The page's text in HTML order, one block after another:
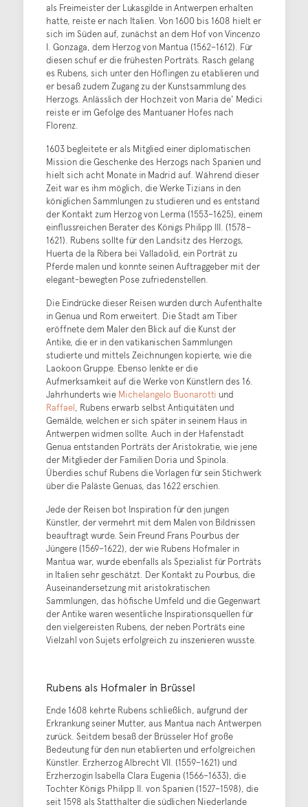
als Freimeister der Lukasgilde in Antwerpen erhalten
hatte, reiste er nach Italien. Von 1600 bis 1608 hielt er
sich im Süden auf, zunächst an dem Hof von Vincenzo
I. Gonzaga, dem Herzog von Mantua (1562–1612). Für
diesen schuf er die frühesten Porträts. Rasch gelang
es Rubens, sich unter den Höflingen zu etablieren und
er besaß zudem Zugang zu der Kunstsammlung des
Herzogs. Anlässlich der Hochzeit von Maria de' Medici
reiste er im Gefolge des Mantuaner Hofes nach
Florenz.
1603 begleitete er als Mitglied einer diplomatischen
Mission die Geschenke des Herzogs nach Spanien und
hielt sich acht Monate in Madrid auf. Während dieser
Zeit war es ihm möglich, die Werke Tizians in den
königlichen Sammlungen zu studieren und es entstand
der Kontakt zum Herzog von Lerma (1553–1625), einem
einflussreichen Berater des Königs Philipp III. (1578–
1621). Rubens sollte für den Landsitz des Herzogs,
Huerta de la Ribera bei Valladolid, ein Porträt zu
Pferde malen und konnte seinen Auftraggeber mit der
elegant-bewegten Pose zufriedenstellen.
Die Eindrücke dieser Reisen wurden durch Aufenthalte
in Genua und Rom erweitert. Die Stadt am Tiber
eröffnete dem Maler den Blick auf die Kunst der
Antike, die er in den vatikanischen Sammlungen
studierte und mittels Zeichnungen kopierte, wie die
Laokoon Gruppe. Ebenso lenkte er die
Aufmerksamkeit auf die Werke von Künstlern des 16.
Jahrhunderts wie Michelangelo Buonarotti und
Raffael, Rubens erwarb selbst Antiquitäten und
Gemälde, welchen er sich später in seinem Haus in
Antwerpen widmen sollte. Auch in der Hafenstadt
Genua entstanden Porträts der Aristokratie, wie jene
der Mitglieder der Familien Doria und Spinola.
Überdies schuf Rubens die Vorlagen für sein Stichwerk
über die Paläste Genuas, das 1622 erschien.
Jede der Reisen bot Inspiration für den jungen
Künstler, der vermehrt mit dem Malen von Bildnissen
beauftragt wurde. Sein Freund Frans Pourbus der
Jüngere (1569–1622), der wie Rubens Hofmaler in
Mantua war, wurde ebenfalls als Spezialist für Porträts
in Italien sehr geschätzt. Der Kontakt zu Pourbus, die
Auseinandersetzung mit aristokratischen
Sammlungen, das höfische Umfeld und die Gegenwart
der Antike waren wesentliche Inspirationsquellen für
den vielgereisten Rubens, der neben Porträts eine
Vielzahl von Sujets erfolgreich zu inszenieren wusste.
Rubens als Hofmaler in Brüssel
Ende 1608 kehrte Rubens schließlich, aufgrund der
Erkrankung seiner Mutter, aus Mantua nach Antwerpen
zurück. Seitdem besaß der Brüsseler Hof große
Bedeutung für den nun etablierten und erfolgreichen
Künstler. Erzherzog Albrecht VII. (1559–1621) und
Erzherzogin Isabella Clara Eugenia (1566–1633), die
Tochter Königs Philipp II. von Spanien (1527–1598), die
seit 1598 als Statthalter die südlichen Niederlande